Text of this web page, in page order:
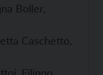
Boller,
Caschetto,